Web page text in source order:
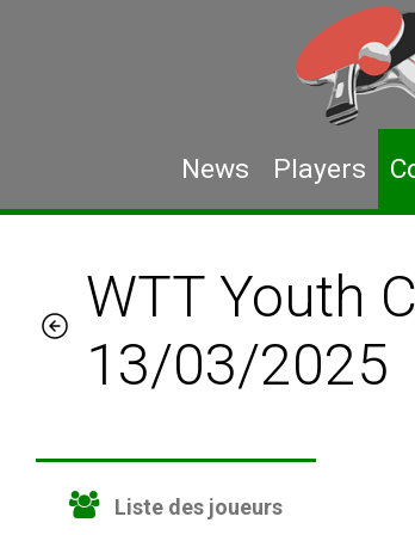
News Players
WTT Youth
13/03/2025
Liste des joueurs